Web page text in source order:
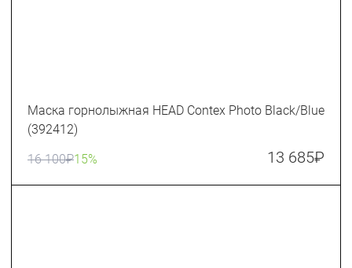
Маска горнолыжная HEAD Contex Photo Black/Blue
(392412)
16 100₽15% 13 685₽